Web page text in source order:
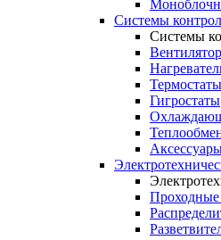
Системы
Системы
Термостаты
Гигростаты